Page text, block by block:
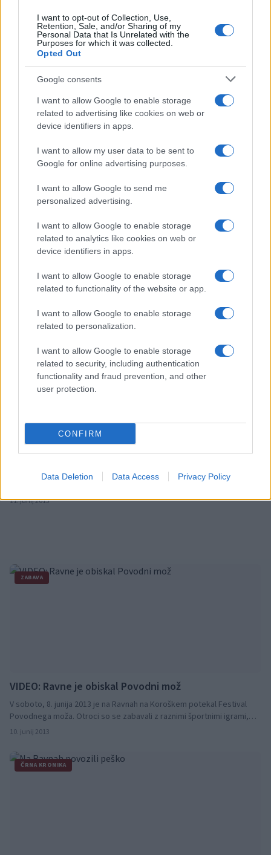
I want to opt-out of Collection, Use,
Retention, Sale, and/or Sharing of my
Personal Data that Is Unrelated with the
Purposes for which it was collected.
Opted Out
Google consents
I want to allow Google to enable storage
related to advertising like cookies on web or
device identifiers in apps.
I want to allow my user data to be sent to
Google for online advertising purposes.
I want to allow Google to send me
personalized advertising.
I want to allow Google to enable storage
related to analytics like cookies on web or
device identifiers in apps.
I want to allow Google to enable storage
related to functionality of the website or app.
I want to allow Google to enable storage
related to personalization.
I want to allow Google to enable storage
related to security, including authentication
functionality and fraud prevention, and other
user protection.
CONFIRM
Data Deletion Data Access Privacy Policy
FOTO: Trem motoristom izsilila prednost, v avtu
imela pet otrok
Danes se je okoli 17. ure na cesti proti Pliberku, nekaj kilometrov
stran od mejnega prehoda Holmec, zgodila prometna nesreča, v
kateri je bilo udeleženo osebno vozilo in tri motorna kolesa. Po naših
14. junij 2013
NOVICE
Nižja cena komunalnega prispevka na Ravnah
Občinski svet občine Ravne na Koroškem je v februarju 2013 sprejel
leta 2006.
12. junij 2013
ŠPORT
FOTO: Kolesarski klub Ravne tekmoval na Hrvaškem
V Nedeljo, 9. junija 2013 je na Hrvaškem v mestu Samobor, potekala
11. junij 2013
ZABAVA
VIDEO: Ravne je obiskal Povodni mož
V soboto, 8. junija 2013 je na Ravnah na Koroškem potekal Festival
Povodnega moža. Otroci so se zabavali z raznimi športnimi igrami,
različnimi dejavnostmi, na odru pa so se predstavili učenci z
še.
10. junij 2013
ČRNA KRONIKA